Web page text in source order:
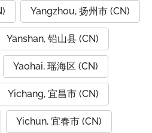
Yangzhou, 扬州市 (CN)
Yanshan, 铅山县 (CN)
Yaohai, 瑶海区 (CN)
Yichang, 宜昌市 (CN)
Yichun, 宜春市 (CN)